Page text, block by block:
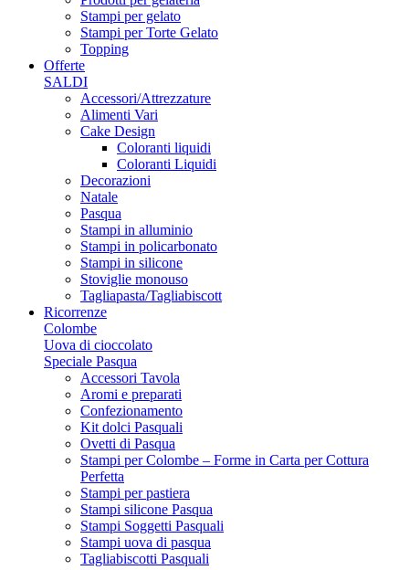
Stampi per gelato
Stampi per Torte Gelato
Topping
Offerte
SALDI
Accessori/Attrezzature
Alimenti Vari
Cake Design
Coloranti liquidi
Coloranti Liquidi
Decorazioni
Natale
Pasqua
Stampi in alluminio
Stampi in policarbonato
Stampi in silicone
Stoviglie monouso
Tagliapasta/Tagliabiscott
Ricorrenze
Colombe
Uova di cioccolato
Speciale Pasqua
Accessori Tavola
Aromi e preparati
Confezionamento
Kit dolci Pasquali
Ovetti di Pasqua
Stampi per Colombe – Forme in Carta per Cottura
Perfetta
Stampi per pastiera
Stampi silicone Pasqua
Stampi Soggetti Pasquali
Stampi uova di pasqua
Tagliabiscotti Pasquali